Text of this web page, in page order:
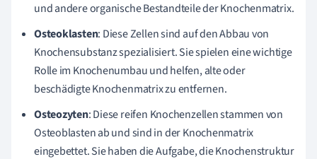
und andere organische Bestandteile der Knochenmatrix.
Osteoklasten: Diese Zellen sind auf den Abbau von
Knochensubstanz spezialisiert. Sie spielen eine wichtige
Rolle im Knochenumbau und helfen, alte oder
beschädigte Knochenmatrix zu entfernen.
Osteozyten: Diese reifen Knochenzellen stammen von
Osteoblasten ab und sind in der Knochenmatrix
eingebettet. Sie haben die Aufgabe, die Knochenstruktur